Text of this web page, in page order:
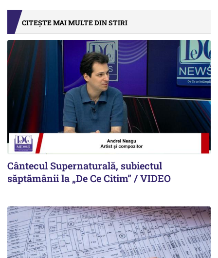
CITEȘTE MAI MULTE DIN STIRI
Cântecul Supernaturală, subiectul
săptămânii la „De Ce Citim” / VIDEO